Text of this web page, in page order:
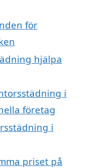
för
hjälpa
i
företag
i
priset på